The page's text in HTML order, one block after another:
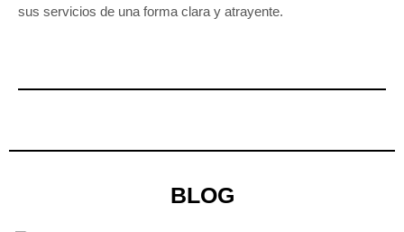
sus servicios de una forma clara y atrayente.
BLOG